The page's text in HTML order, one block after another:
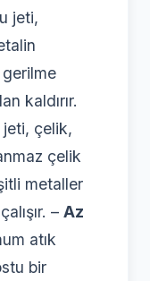
jeti,
gerilme
kaldırır.
jeti, çelik,
çelik
metaller
– Az
atık
bir